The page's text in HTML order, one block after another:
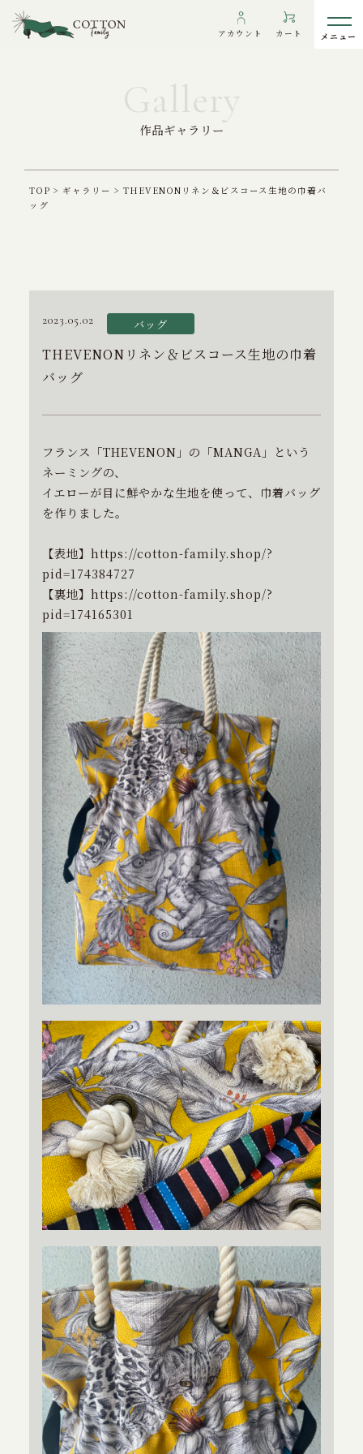
アカウント カート
プライバシーポリシー
お問い合わせ
作品ギャラリー
TOP > ギャラリー > THEVENONリネン＆ビスコース生地の巾着バ
ッグ
2023.05.02 バッグ
THEVENONリネン＆ビスコース生地の巾着
バッグ
フランス「THEVENON」の「MANGA」という
ネーミングの、
イエローが目に鮮やかな生地を使って、巾着バッグ
を作りました。
【表地】 https://cotton-family.shop/?
pid=174384727
【裏地】 https://cotton-family.shop/?
pid=174165301